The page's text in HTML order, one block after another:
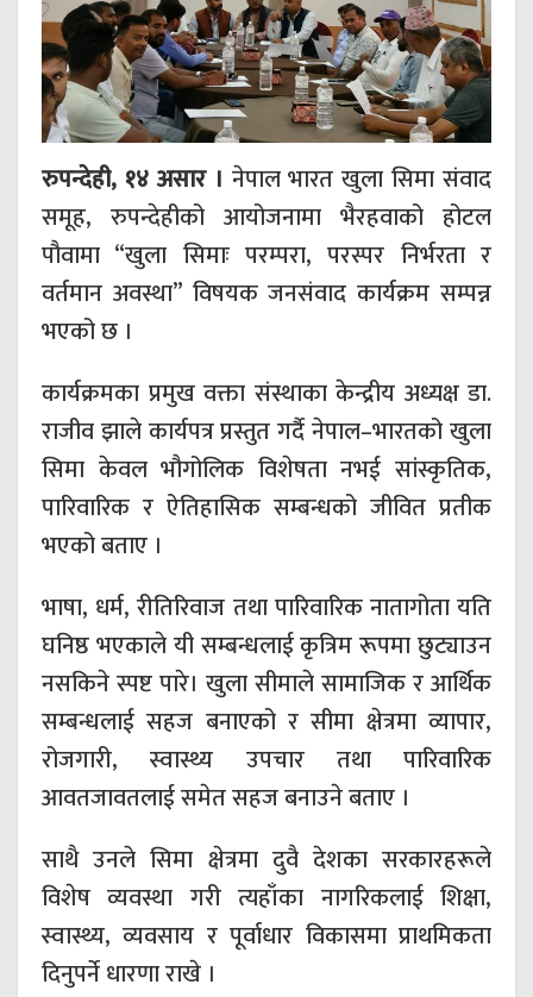
रुपन्देही, १४ असार । नेपाल भारत खुला सिमा संवाद
समूह, रुपन्देहीको आयोजनामा भैरहवाको होटल
पौवामा “खुला सिमाः परम्परा, परस्पर निर्भरता र
वर्तमान अवस्था” विषयक जनसंवाद कार्यक्रम सम्पन्न
भएको छ ।
कार्यक्रमका प्रमुख वक्ता संस्थाका केन्द्रीय अध्यक्ष डा.
राजीव झाले कार्यपत्र प्रस्तुत गर्दै नेपाल–भारतको खुला
सिमा केवल भौगोलिक विशेषता नभई सांस्कृतिक,
पारिवारिक र ऐतिहासिक सम्बन्धको जीवित प्रतीक
भएको बताए ।
भाषा, धर्म, रीतिरिवाज तथा पारिवारिक नातागोता यति
घनिष्ठ भएकाले यी सम्बन्धलाई कृत्रिम रूपमा छुट्याउन
नसकिने स्पष्ट पारे। खुला सीमाले सामाजिक र आर्थिक
सम्बन्धलाई सहज बनाएको र सीमा क्षेत्रमा व्यापार,
रोजगारी, स्वास्थ्य उपचार तथा पारिवारिक
आवतजावतलाई समेत सहज बनाउने बताए ।
साथै उनले सिमा क्षेत्रमा दुवै देशका सरकारहरूले
विशेष व्यवस्था गरी त्यहाँका नागरिकलाई शिक्षा,
स्वास्थ्य, व्यवसाय र पूर्वाधार विकासमा प्राथमिकता
दिनुपर्ने धारणा राखे ।